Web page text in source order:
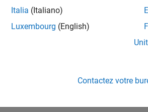
Italia (Italiano)
Luxembourg (English)
Contactez votre